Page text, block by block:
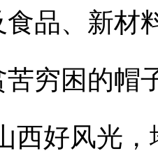
品、新材
穷困的帽
好风光，